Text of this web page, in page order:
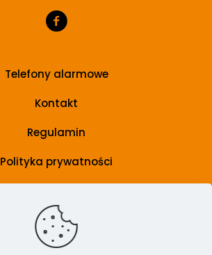
Telefony alarmowe
Kontakt
Regulamin
Polityka prywatności
Grupa wsparcia
Artykuły